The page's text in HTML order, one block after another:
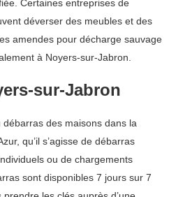
Certaines entreprises de
déverser des meubles et des
amendes pour décharge sauvage
à Noyers-sur-Jabron.
sur-Jabron
des maisons dans la
qu’il s’agisse de débarras
ou de chargements
sont disponibles 7 jours sur 7